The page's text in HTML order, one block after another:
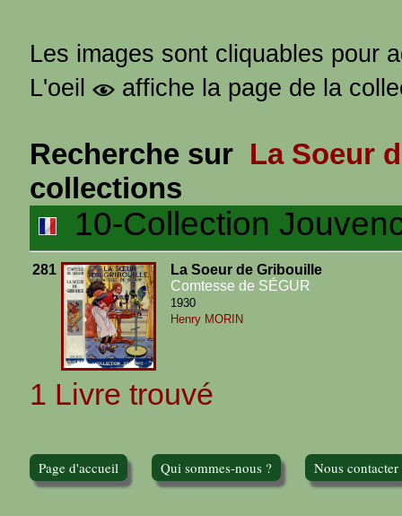
Les images sont cliquables pour
L'oeil
affiche la page de la
Recherche sur La Soeur
collections
10-Collection
281
La Soeur de Gribouille
Comtesse de SÉGUR
1930
Henry MORIN
1 Livre trouvé
Page d'accueil Qui sommes-nous ? Nous contacter